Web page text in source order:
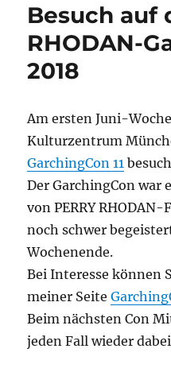
Besuch auf
RHODAN-
2018
Am ersten Juni-
Kulturzentrum
GarchingCon 11
Der GarchingCon war
von PERRY
noch schwer
Wochenende.
Bei Interesse können
meiner Seite
Beim nächsten Con
jeden Fall wieder